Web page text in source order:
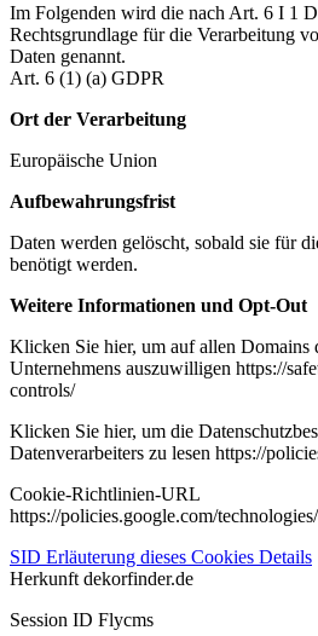
Im Folgenden wird die nach Art. 6 I 1
Rechtsgrundlage für die Verarbeitung
Daten genannt.
Art. 6 (1) (a) GDPR
Ort der Verarbeitung
Europäische Union
Aufbewahrungsfrist
Daten werden gelöscht, sobald sie für
benötigt werden.
Weitere Informationen und Opt-Out
Klicken Sie hier, um auf allen Domains
Unternehmens auszuwilligen https://
controls/
Klicken Sie hier, um die
Datenverarbeiters zu lesen https://
Cookie-Richtlinien-URL
https://policies.google.com/
SID Erläuterung dieses Cookies Details
Herkunft dekorfinder.de
Session ID Flycms